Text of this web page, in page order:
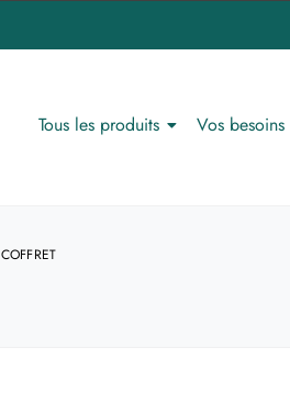
Tous les produits Vos besoins
COFFRET